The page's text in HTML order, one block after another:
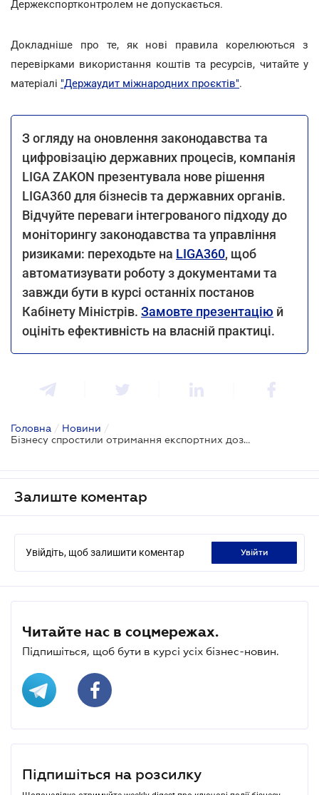
Держекспортконтролем не допускається.
Докладніше про те, як нові правила корелюються з
перевірками використання коштів та ресурсів, читайте у
матеріалі "Держаудит міжнародних проєктів".
З огляду на оновлення законодавства та
цифровізацію державних процесів, компанія
LIGA ZAKON презентувала нове рішення
LIGA360 для бізнесів та державних органів.
Відчуйте переваги інтегрованого підходу до
моніторингу законодавства та управління
ризиками: переходьте на LIGA360, щоб
автоматизувати роботу з документами та
завжди бути в курсі останніх постанов
Кабінету Міністрів. Замовте презентацію й
оцініть ефективність на власній практиці.
Головна / Новини /
Бізнесу спростили отримання експортних дозволів
Залиште коментар
Увійдіть, щоб залишити коментар увійти
Читайте нас в соцмережах.
Підпишіться, щоб бути в курсі усіх бізнес-новин.
Підпишіться на розсилку